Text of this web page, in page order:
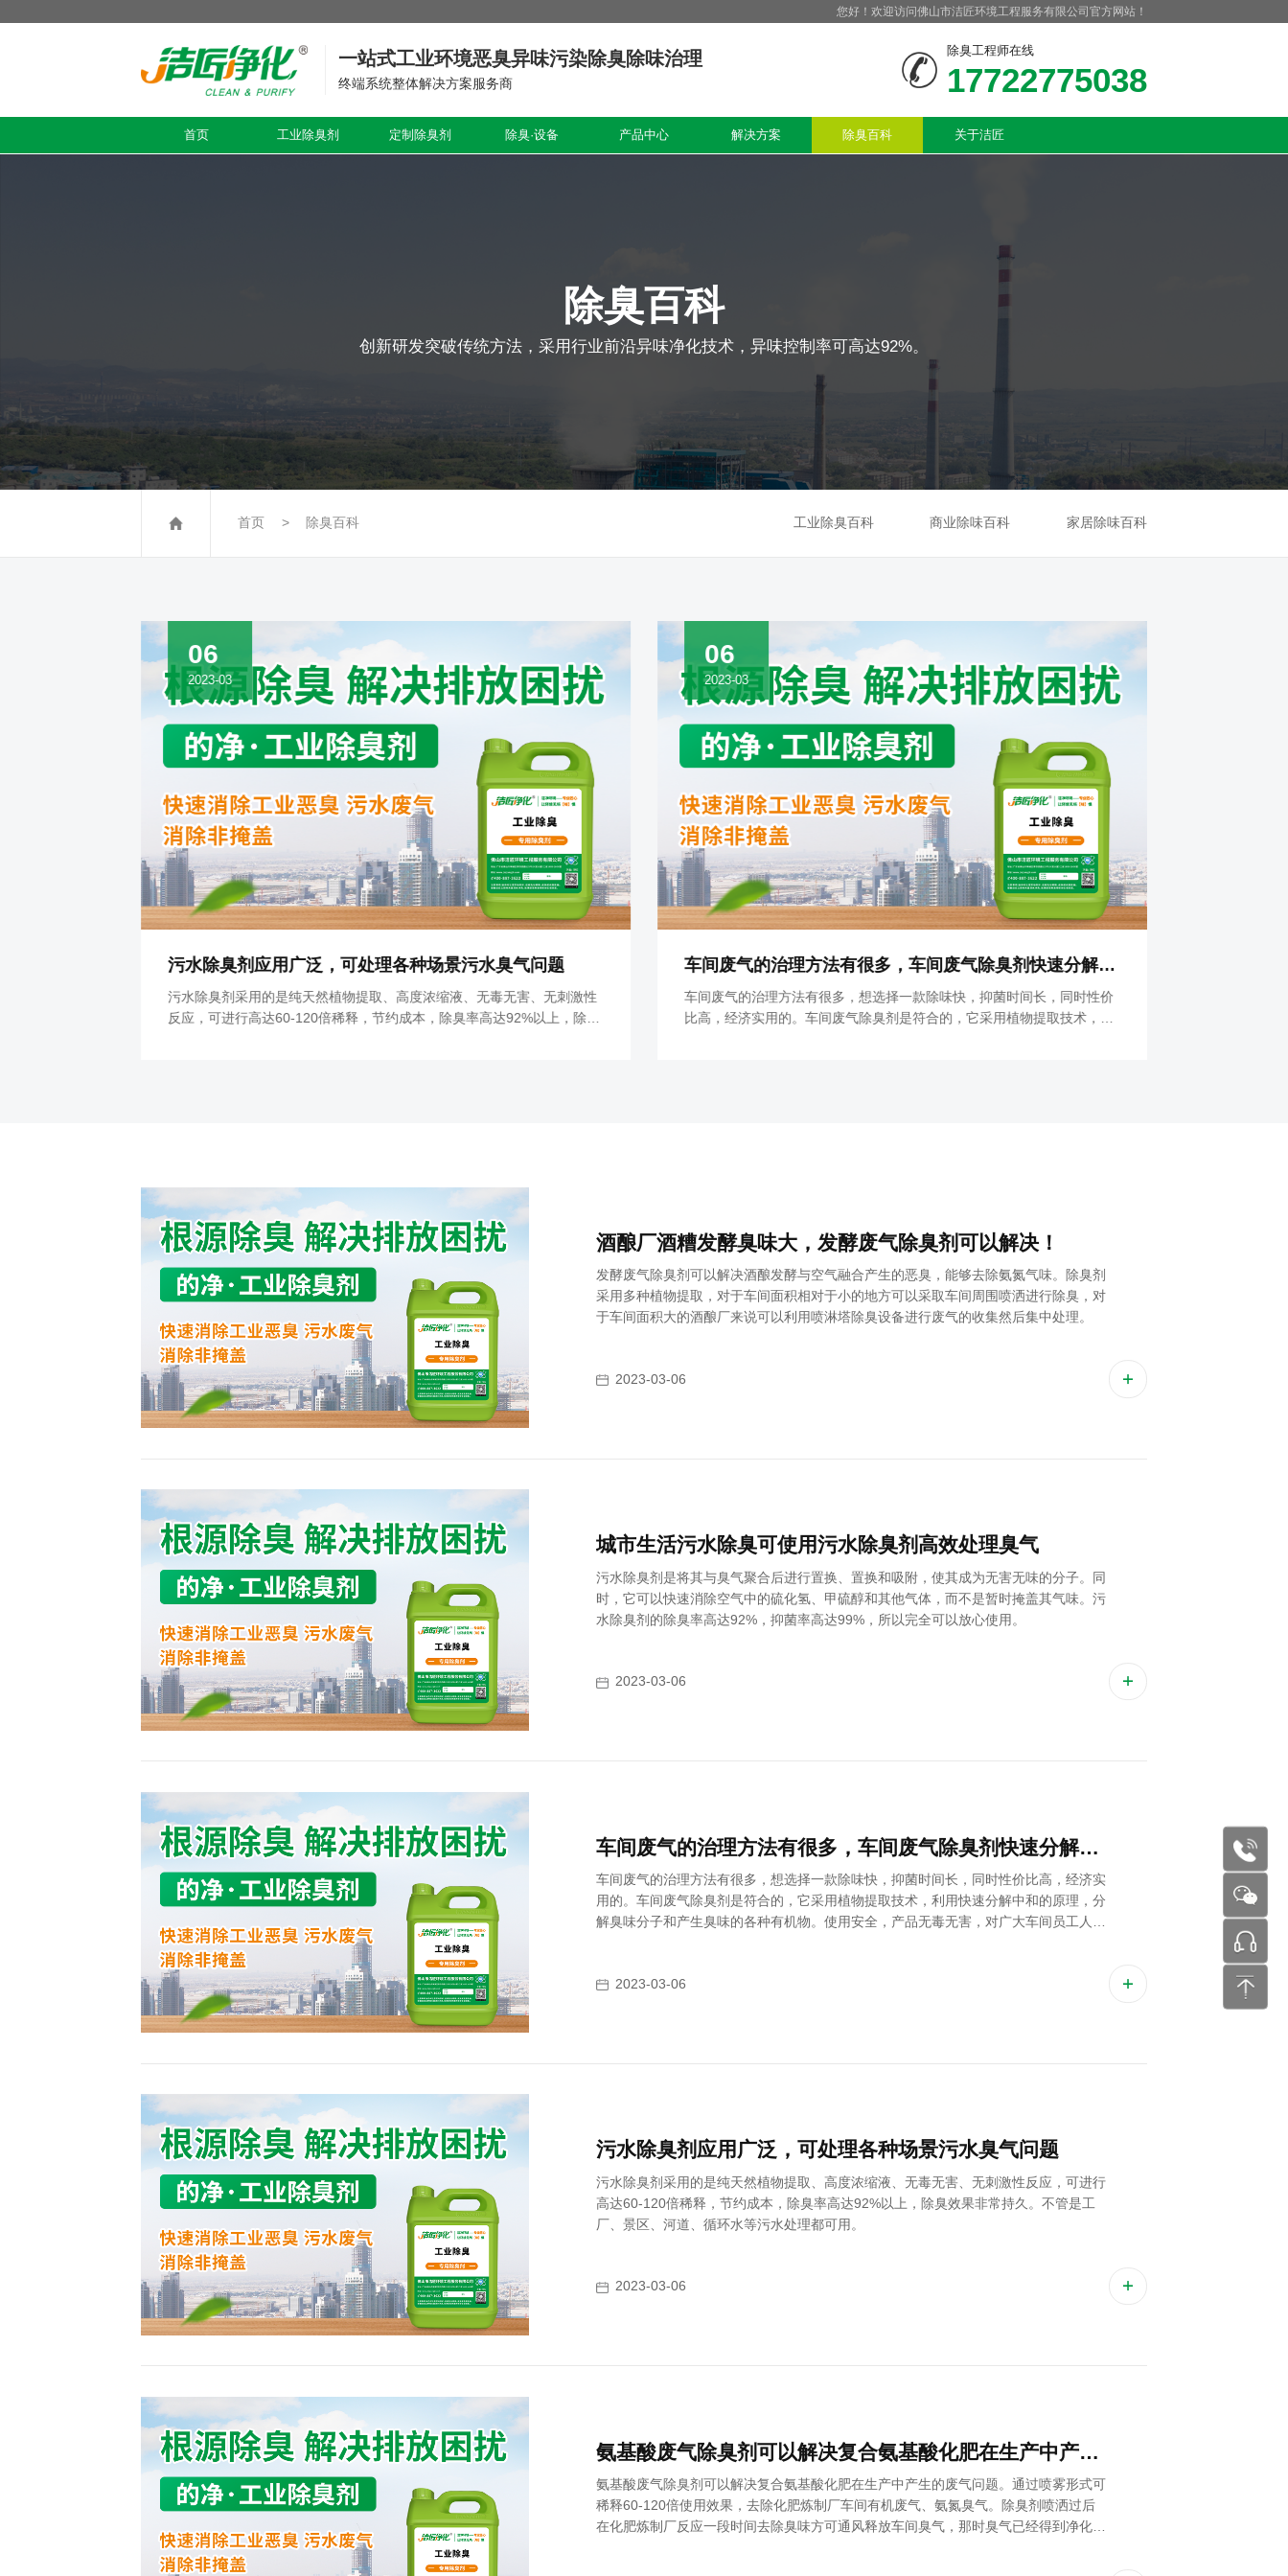
您好！欢迎访问佛山市洁匠环境工程服务有限公司官方网站！
一站式工业环境恶臭异味污染除臭除味治理
终端系统整体解决方案服务商
除臭工程师在线
17722775038
首页 工业除臭剂 定制除臭剂 除臭·设备 产品中心 解决方案 除臭百科 关于洁匠
除臭百科
创新研发突破传统方法，采用行业前沿异味净化技术，异味控制率可高达92%。
首页 除臭百科 工业除臭百科 商业除味百科 家居除味百科
06
2023-03
污水除臭剂应用广泛，可处理各种场景污水臭气问题
污水除臭剂采用的是纯天然植物提取、高度浓缩液、无毒无害、无刺激性
反应，可进行高达60-120倍稀释，节约成本，除臭率高达92%以上，除臭
06
2023-03
车间废气的治理方法有很多，车间废气除臭剂快速分解中和废气异味
车间废气的治理方法有很多，想选择一款除味快，抑菌时间长，同时性价
比高，经济实用的。车间废气除臭剂是符合的，它采用植物提取技术，利
酒酿厂酒糟发酵臭味大，发酵废气除臭剂可以解决！
发酵废气除臭剂可以解决酒酿发酵与空气融合产生的恶臭，能够去除氨氮气味。除臭剂
采用多种植物提取，对于车间面积相对于小的地方可以采取车间周围喷洒进行除臭，对
于车间面积大的酒酿厂来说可以利用喷淋塔除臭设备进行废气的收集然后集中处理。
2023-03-06
城市生活污水除臭可使用污水除臭剂高效处理臭气
污水除臭剂是将其与臭气聚合后进行置换、置换和吸附，使其成为无害无味的分子。同
时，它可以快速消除空气中的硫化氢、甲硫醇和其他气体，而不是暂时掩盖其气味。污
水除臭剂的除臭率高达92%，抑菌率高达99%，所以完全可以放心使用。
2023-03-06
车间废气的治理方法有很多，车间废气除臭剂快速分解中和废气异味
车间废气的治理方法有很多，想选择一款除味快，抑菌时间长，同时性价比高，经济实
用的。车间废气除臭剂是符合的，它采用植物提取技术，利用快速分解中和的原理，分
解臭味分子和产生臭味的各种有机物。使用安全，产品无毒无害，对广大车间员工人、
2023-03-06
污水除臭剂应用广泛，可处理各种场景污水臭气问题
污水除臭剂采用的是纯天然植物提取、高度浓缩液、无毒无害、无刺激性反应，可进行
高达60-120倍稀释，节约成本，除臭率高达92%以上，除臭效果非常持久。不管是工
厂、景区、河道、循环水等污水处理都可用。
2023-03-06
氨基酸废气除臭剂可以解决复合氨基酸化肥在生产中产生的废气问题
氨基酸废气除臭剂可以解决复合氨基酸化肥在生产中产生的废气问题。通过喷雾形式可
稀释60-120倍使用效果，去除化肥炼制厂车间有机废气、氨氮臭气。除臭剂喷洒过后
在化肥炼制厂反应一段时间去除臭味方可通风释放车间臭气，那时臭气已经得到净化
张工